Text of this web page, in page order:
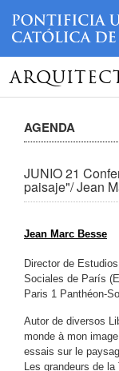
AGENDA
JUNIO 21
paisaje"/ Jean
Jean Marc Besse
Director de
Sociales de París
Paris 1 Panthéon-
Autor de diversos
monde à mon
essais sur le
Les grandeurs de